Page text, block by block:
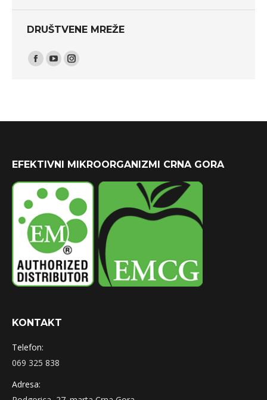
DRUŠTVENE MREŽE
Find us on:
Facebook
YouTubeInstagram
EFEKTIVNI MIKROORGANIZMI CRNA GORA
KONTAKT
Telefon:
069 325 838
Adresa: